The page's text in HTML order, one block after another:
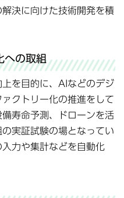
決に向けた技術開発を積
への取組
を目的に、AIなどのデジ
クトリー化の推進をして
寿命予測、ドローンを活
実証試験の場となってい
力や集計などを自動化